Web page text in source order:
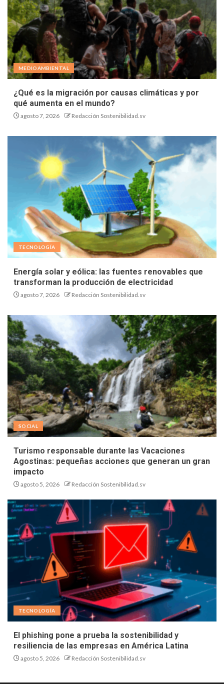
MEDIOAMBIENTAL
¿Qué es la migración por causas climáticas y por
qué aumenta en el mundo?
agosto 7, 2026 Redacción Sostenibilidad.sv
TECNOLOGÍA
Energía solar y eólica: las fuentes renovables que
transforman la producción de electricidad
agosto 7, 2026 Redacción Sostenibilidad.sv
SOCIAL
Turismo responsable durante las Vacaciones
Agostinas: pequeñas acciones que generan un gran
impacto
agosto 5, 2026 Redacción Sostenibilidad.sv
TECNOLOGÍA
El phishing pone a prueba la sostenibilidad y
resiliencia de las empresas en América Latina
agosto 5, 2026 Redacción Sostenibilidad.sv